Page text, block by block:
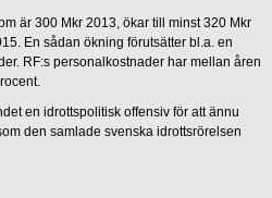
är 300 Mkr 2013, ökar till minst 320 Mkr
En sådan ökning förutsätter bl.a. en
RF:s personalkostnader har mellan åren
en idrottspolitisk offensiv för att ännu
den samlade svenska idrottsrörelsen